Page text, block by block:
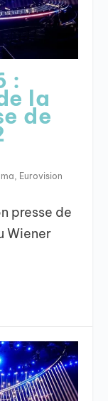
:
la
de
Eurovision
presse de
Wiener